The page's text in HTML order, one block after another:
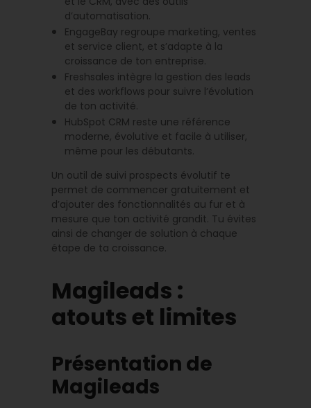
d’automatisation.
EngageBay regroupe marketing, ventes
et service client, et s’adapte à la
croissance de ton entreprise.
Freshsales intègre la gestion des leads
et des workflows pour suivre l’évolution
de ton activité.
HubSpot CRM reste une référence
moderne, évolutive et facile à utiliser,
même pour les débutants.
Un outil de suivi prospects évolutif te
permet de commencer gratuitement et
d’ajouter des fonctionnalités au fur et à
mesure que ton activité grandit. Tu évites
ainsi de changer de solution à chaque
étape de ta croissance.
Magileads :
atouts et limites
Présentation de
Magileads